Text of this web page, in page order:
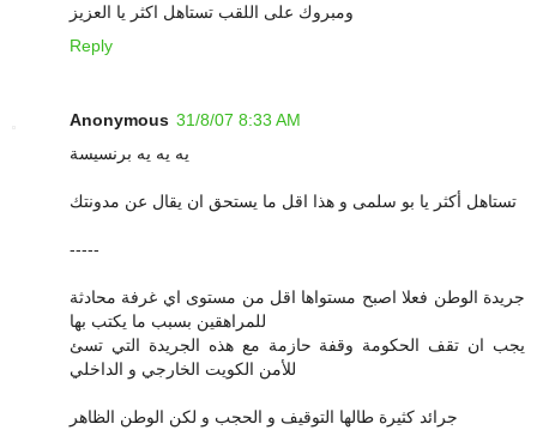
ومبروك على اللقب تستاهل اكثر يا العزيز
Reply
Anonymous 31/8/07 8:33 AM
يه يه يه برنسيسة
تستاهل أكثر يا بو سلمى و هذا اقل ما يستحق ان يقال عن مدونتك
-----
جريدة الوطن فعلا اصبح مستواها اقل من مستوى اي غرفة محادثة
للمراهقين بسبب ما يكتب بها
يجب ان تقف الحكومة وقفة حازمة مع هذه الجريدة التي تسئ
للأمن الكويت الخارجي و الداخلي
جرائد كثيرة طالها التوقيف و الحجب و لكن الوطن الظاهر